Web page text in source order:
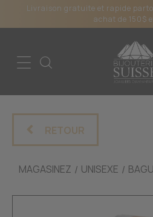
Livraison gratuite et rapide
achat de 150$
RETOUR
MAGASINEZ UNISEXE